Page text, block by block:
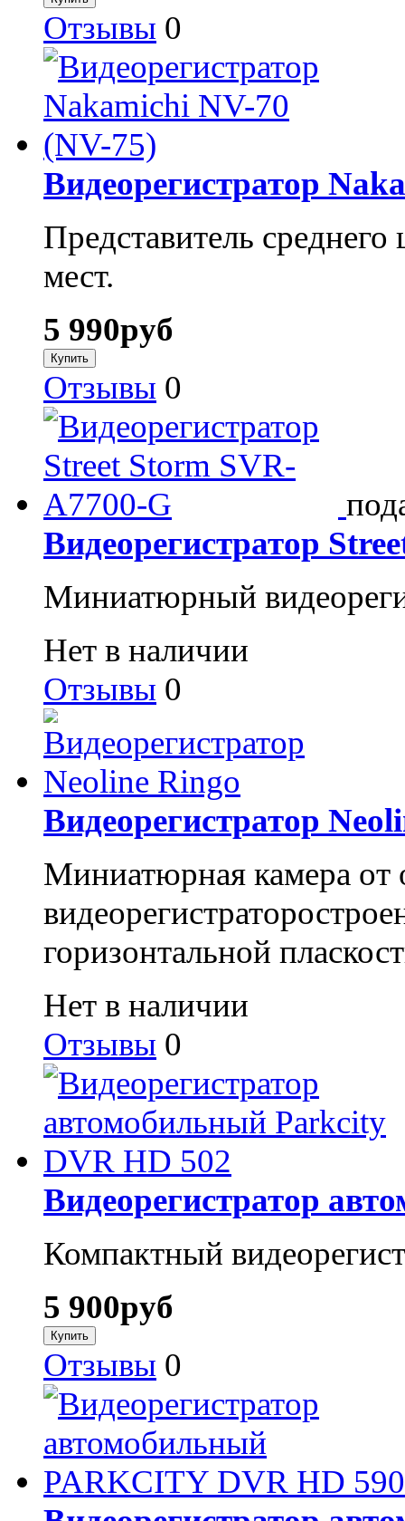
Отзывы 0
Видеорегистратор
Представитель
мест.
5 990руб
Отзывы 0
Видеорегистратор
Миниатюрный
Нет в наличии
Отзывы 0
Видеорегистратор
Миниатюрная камера от
горизонтальной
Нет в наличии
Отзывы 0
Видеорегистратор
Компактный
5 900руб
Отзывы 0